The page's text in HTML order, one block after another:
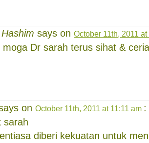
says on October 11th, 2011
moga Dr sarah terus sihat &
on October 11th, 2011 at 11:11 am :
sarah
diberi kekuatan untuk